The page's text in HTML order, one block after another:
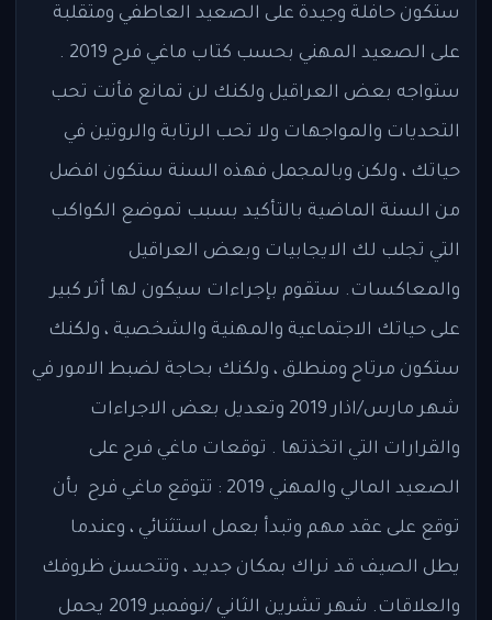
ستكون حافلة وجيدة على الصعيد العاطفي ومتقلبة
على الصعيد المهني بحسب كتاب ماغي فرح 2019 .
ستواجه بعض العراقيل ولكنك لن تمانع فأنت تحب
التحديات والمواجهات ولا تحب الرتابة والروتين في
حياتك ، ولكن وبالمجمل فهذه السنة ستكون افضل
من السنة الماضية بالتأكيد بسبب تموضع الكواكب
التي تجلب لك الايجابيات وبعض العراقيل
والمعاكسات. ستقوم بإجراءات سيكون لها أثر كبير
على حياتك الاجتماعية والمهنية والشخصية ، ولكنك
ستكون مرتاح ومنطلق ، ولكنك بحاجة لضبط الامور في
شهر مارس/اذار 2019 وتعديل بعض الاجراءات
والقرارات التي اتخذتها . توقعات ماغي فرح على
الصعيد المالي والمهني 2019 : تتوقع ماغي فرح بأن
توقع على عقد مهم وتبدأ بعمل استثنائي ، وعندما
يطل الصيف قد نراك بمكان جديد ، وتتحسن ظروفك
والعلاقات. شهر تشرين الثاني /نوفمبر 2019 يحمل